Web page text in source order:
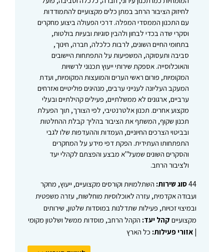
לחיזוק הציבור הרחב במתן כלים מקצועיים להתמודדות
עם התכנון הממסדי המפלה. דרכי הפעולה ביצוע מחקרים
וסקרי שדה בכדי לבחון ולהבין סוגיות ובעיות בולטות,
בתחומי החיים השונים, לרבות כלכלה, חברה, חינוך,
סביבה ותעסוקה, המשפיעות על התפתחות היישובים
והאוכלוסייה. אספקת שירותי ייעוץ תכנוני לרשויות
המקומיות, פורום ראשי הערים והמועצות המקומיות, ועדת
המעקב העליונה לענייני ערבים, מנהיגים פוליטיים ואזרחים
ערביים, ארגונים לא ממשלתיים, פעילים קהילתיים ובעלי
מקצוע אחרים. תכנון אלטרנטיבי, לפי הצורך, תוך הפעלת
תכנון שקוף, המשתף את הציבור בהליך קבלת ההחלטות
ובביטוי הצרכים החיוניים, העמדות וההעדפות שלו לגבי
התפתחותו העתידית. הפקת דפי מידע על המחקרים
והסקרים השונים שמעל"א מבצע והפצתם לקהלי יעד
ולציבור הרחב.
44סוג שירות: השתלמויות וקורסים מקצועיים, ייעוץ, מחקר
ועבודה אקדמית, עזרה לאוכלוסיות מוחלשות, עזרה משפטית
ובמיצוי זכויות, פעילות שתדלנות במוסדות שלטון, שירותים
מקצועיים קהל יעד: הקהל הרחב, מוסדות ממשל ושלטון מקומי
| אזורי פעילות: כל הארץ